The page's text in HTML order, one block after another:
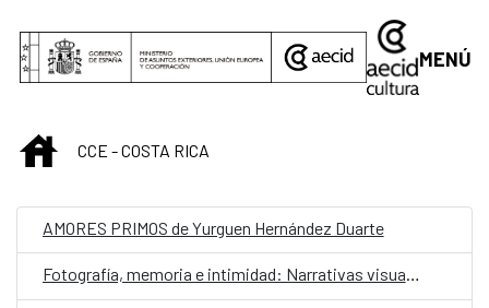
MENÚ
INICIO
CCE - COSTA RICA
AMORES PRIMOS de Yurguen Hernández Duarte
Fotografía, memoria e intimidad: Narrativas visuales desde los márgenes